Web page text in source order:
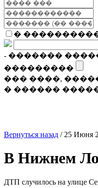
�
- �������
���������
��� ����,
� ������
Вернуться назад / 25 Июня
В Нижнем
ДТП случилось на улице